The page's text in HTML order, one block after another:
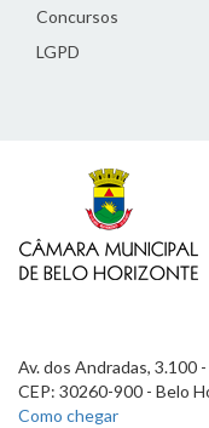
Concursos
LGPD
Av. dos Andradas, 3.100
CEP: 30260-900 - Belo
Como chegar